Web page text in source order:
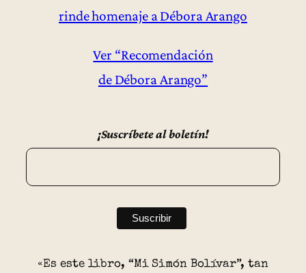
rinde homenaje a Débora Arango
Ver “Recomendación
de Débora Arango”
¡Suscríbete al boletín!
«Es este libro, “Mi Simón Bolívar”, tan